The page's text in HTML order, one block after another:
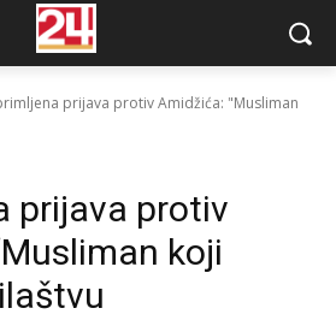
prijava protiv Amidžića: "Musliman
prijava protiv
koji